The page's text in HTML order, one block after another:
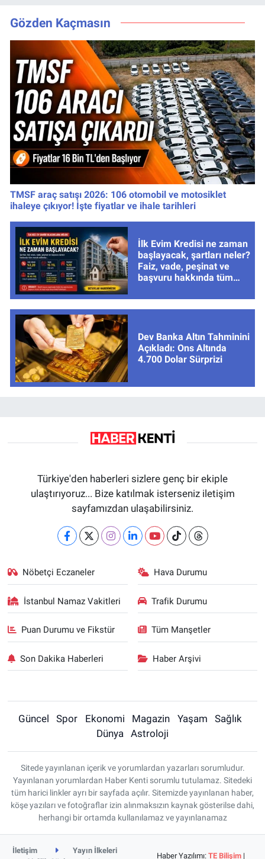
Kritik Uyarıyı Yaptı
Gözden Kaçmasın
TMSF araç satışı 2026: 106 otomobil ve motosiklet
ihaleye çıkıyor! İşte fiyatlar ve ihale tarihleri
İlk Evim Kredisi ne zaman
başlayacak, şartları neler?
Faiz, vade, peşinat ve
başvuru hakkında tüm
Dev Banka Altın Tahminini
Açıkladı: Ons Altında
4.700 Dolar Sürprizi
Türkiye'den haberleri sizlere genç bir ekiple
ulaştırıyoruz... Bize katılmak isterseniz iletişim
sayfamızdan ulaşabilirsiniz.
Nöbetçi Eczaneler Hava Durumu
İstanbul Namaz Vakitleri Trafik Durumu
Puan Durumu ve Fikstür Tüm Manşetler
Son Dakika Haberleri Haber Arşivi
Güncel Spor Ekonomi Magazin Yaşam
Sağlık
Dünya
Astroloji
Sitede yayınlanan içerik ve yorumlardan yazarları sorumludur.
Yayınlanan yorumlardan Haber Kenti sorumlu tutulamaz. Sitedeki
tüm harici linkler ayrı bir sayfada açılır. Sitemizde yayınlanan haber,
köşe yazıları ve fotoğraflar izin alınmaksızın kaynak gösterilse dahi,
herhangi bir ortamda kullanılamaz ve yayınlanamaz
İletişim
Yayın İlkeleri
Haber Yazılımı:TE Bilişim |